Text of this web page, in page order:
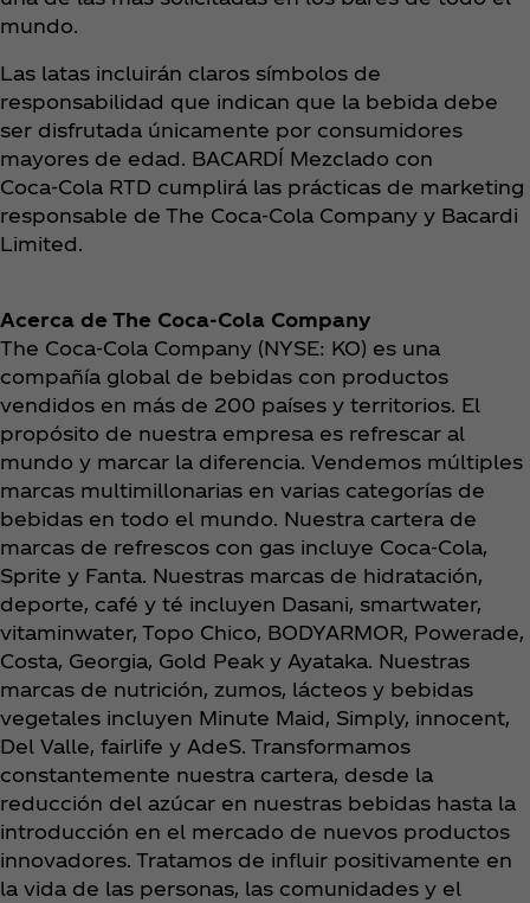
mundo.
Las latas incluirán claros símbolos de
responsabilidad que indican que la bebida debe
ser disfrutada únicamente por consumidores
mayores de edad. BACARDÍ Mezclado con
Coca‑Cola RTD cumplirá las prácticas de marketing
responsable de The Coca‑Cola Company y Bacardi
Limited.
Acerca de The Coca‑Cola Company
The Coca‑Cola Company (NYSE: KO) es una
compañía global de bebidas con productos
vendidos en más de 200 países y territorios. El
propósito de nuestra empresa es refrescar al
mundo y marcar la diferencia. Vendemos múltiples
marcas multimillonarias en varias categorías de
bebidas en todo el mundo. Nuestra cartera de
marcas de refrescos con gas incluye Coca‑Cola,
Sprite y Fanta. Nuestras marcas de hidratación,
deporte, café y té incluyen Dasani, smartwater,
vitaminwater, Topo Chico, BODYARMOR, Powerade,
Costa, Georgia, Gold Peak y Ayataka. Nuestras
marcas de nutrición, zumos, lácteos y bebidas
vegetales incluyen Minute Maid, Simply, innocent,
Del Valle, fairlife y AdeS. Transformamos
constantemente nuestra cartera, desde la
reducción del azúcar en nuestras bebidas hasta la
introducción en el mercado de nuevos productos
innovadores. Tratamos de influir positivamente en
la vida de las personas, las comunidades y el